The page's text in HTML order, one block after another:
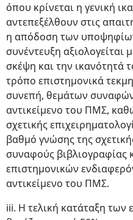
όπου κρίνεται η γενική
αντεπεξέλθουν στις
η απόδοση των
συνέντευξη αξιολογείται
σκέψη και την ικανότητά
τρόπο επιστημονικά
συνεπή, θεμάτων
αντικείμενο του ΠΜΣ,
σχετικής
βαθμό γνώσης της
συναφούς βιβλιογραφίας
επιστημονικών
αντικείμενο του ΠΜΣ.
iii. Η τελική κατάταξη